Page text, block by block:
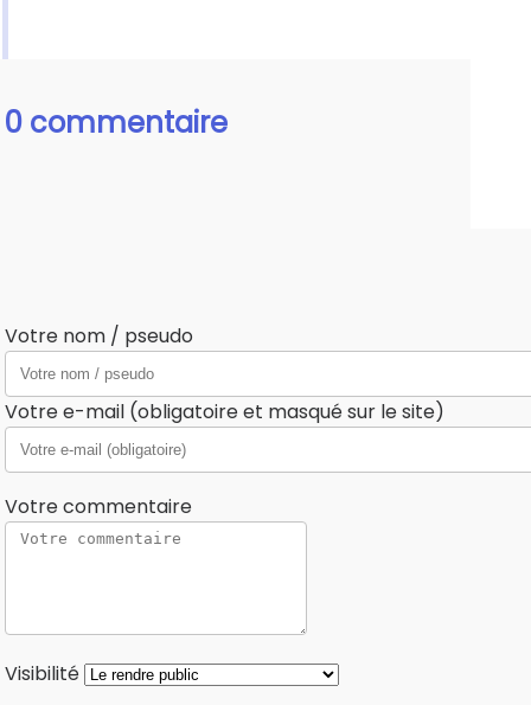
0 commentaire
Votre nom / pseudo
Votre e-mail (obligatoire et masqué sur le site)
Votre commentaire
Visibilité